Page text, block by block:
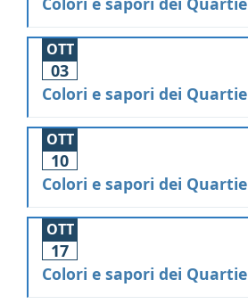
OTT
03
Colori e sapori dei
OTT
10
Colori e sapori dei
OTT
17
Colori e sapori dei